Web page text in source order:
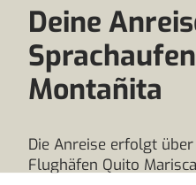
Deine
Montañita
Die Anreise erfolgt
Flughäfen Quito